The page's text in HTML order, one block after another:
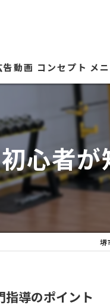
告動画 コンセプト メ
心者
堺
指導のポイント